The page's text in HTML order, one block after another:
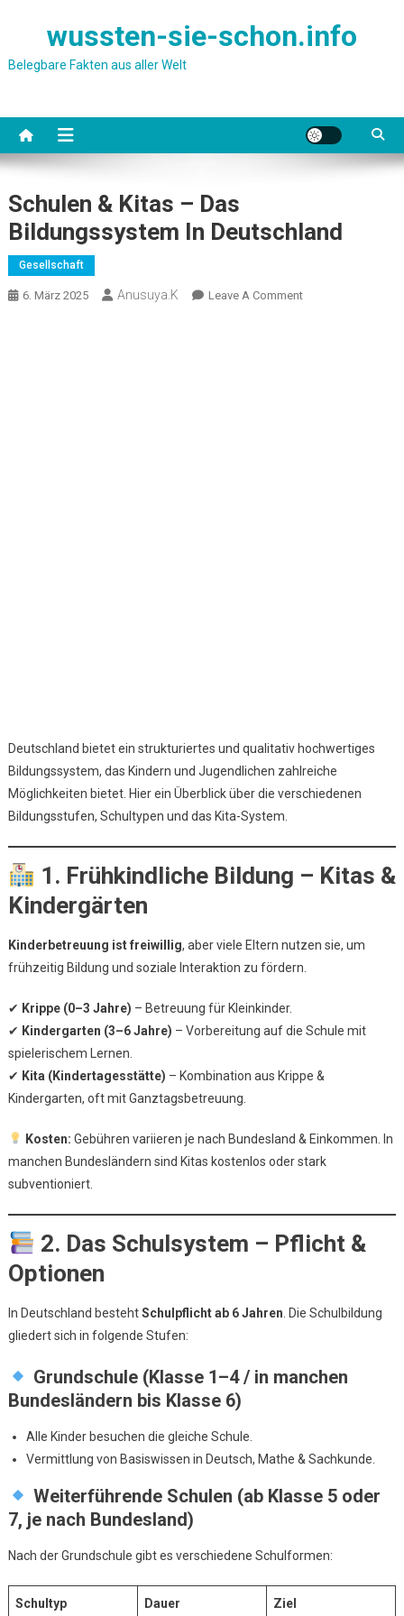
wussten-sie-schon.info
Belegbare Fakten aus aller Welt
Schulen & Kitas – Das
Bildungssystem In Deutschland
Gesellschaft
6. März 2025 Anusuya.k Leave A CommentOn
Deutschland bietet ein strukturiertes und qualitativ hochwertiges
Bildungssystem, das Kindern und Jugendlichen zahlreiche
Möglichkeiten bietet. Hier ein Überblick über die verschiedenen
Bildungsstufen, Schultypen und das Kita-System.
1. Frühkindliche Bildung – Kitas &
Kindergärten
Kinderbetreuung ist freiwillig, aber viele Eltern nutzen sie, um
frühzeitig Bildung und soziale Interaktion zu fördern.
✔ Krippe (0–3 Jahre) – Betreuung für Kleinkinder.
✔ Kindergarten (3–6 Jahre) – Vorbereitung auf die Schule mit
spielerischem Lernen.
✔ Kita (Kindertagesstätte) – Kombination aus Krippe &
Kindergarten, oft mit Ganztagsbetreuung.
Kosten: Gebühren variieren je nach Bundesland & Einkommen. In
manchen Bundesländern sind Kitas kostenlos oder stark
subventioniert.
2. Das Schulsystem – Pflicht &
Optionen
In Deutschland bestehtSchulpflicht ab 6 Jahren . Die Schulbildung
gliedert sich in folgende Stufen:
Grundschule (Klasse 1–4 / in manchen
Bundesländern bis Klasse 6)
Alle Kinder besuchen die gleiche Schule.
Vermittlung von Basiswissen in Deutsch, Mathe & Sachkunde.
Weiterführende Schulen (ab Klasse 5 oder
7, je nach Bundesland)
Nach der Grundschule gibt es verschiedene Schulformen:
Schultyp Dauer Ziel